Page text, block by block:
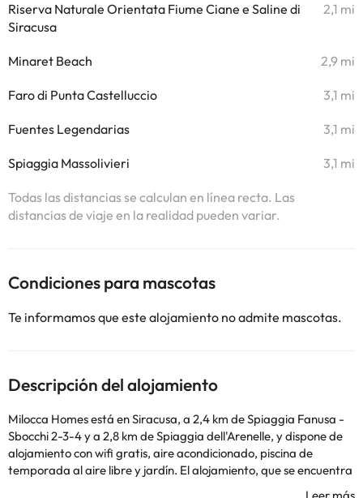
Riserva Naturale Orientata Fiume Ciane e Saline di
Siracusa
2,1 mi
Minaret Beach 2,9 mi
Faro di Punta Castelluccio 3,1 mi
Fuentes Legendarias 3,1 mi
Spiaggia Massolivieri 3,1 mi
Todas las distancias se calculan en línea recta. Las
distancias de viaje en la realidad pueden variar.
Condiciones para mascotas
Te informamos que este alojamiento no admite mascotas.
Descripción del alojamiento
Milocca Homes está en Siracusa, a 2,4 km de Spiaggia Fanusa -
Sbocchi 2-3-4 y a 2,8 km de Spiaggia dell'Arenelle, y dispone de
alojamiento con wifi gratis, aire acondicionado, piscina de
temporada al aire libre y jardín. El alojamiento, que se encuentra
a 7,3 km de Tempio di Apollo, ofrece terraza y parking privado